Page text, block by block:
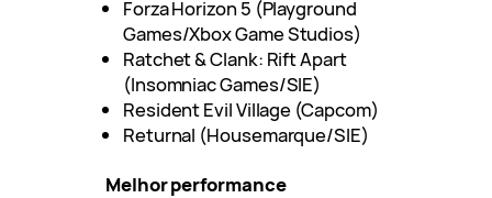
Forza Horizon 5 (Playground
Games/Xbox Game Studios)
Ratchet & Clank: Rift Apart
(Insomniac Games/SIE)
Resident Evil Village (Capcom)
Returnal (Housemarque/SIE)
Melhor performance